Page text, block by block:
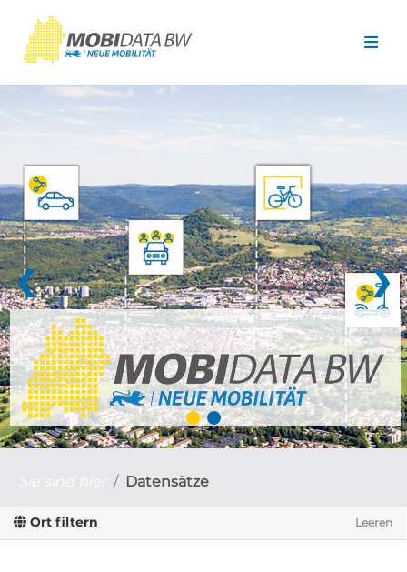
❮ ❯
Datensätze
Ort filtern Leeren